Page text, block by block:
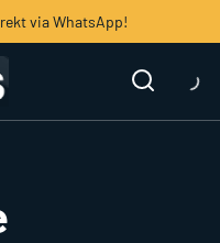
via WhatsApp!